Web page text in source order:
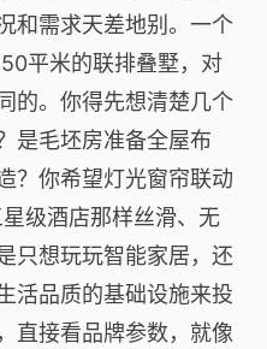
和需求天差地别。一个
平米的联排叠墅，对
的。你得先想清楚几个
是毛坯房准备全屋布
？你希望灯光窗帘联动
星级酒店那样丝滑、无
只想玩玩智能家居，还
活品质的基础设施来投
直接看品牌参数，就像